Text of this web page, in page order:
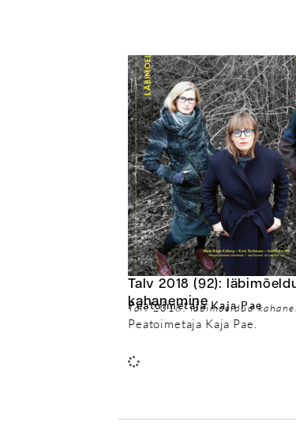
Talv 2018 (92):
kahanemine
Peatoimetaja Kaja Pae
Talv 2018: läbimõeldud
Peatoimetaja Kaja Pae.